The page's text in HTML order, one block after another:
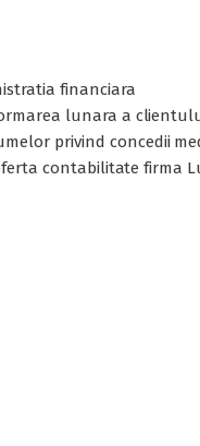
financiara
lunara a
privind concedii
contabilitate firma